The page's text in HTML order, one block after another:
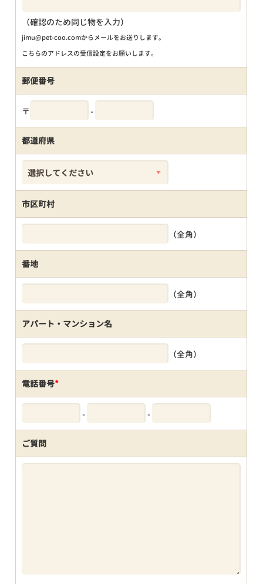
（確認のため同じ物を入力）
jimu@pet-coo.comからメールをお送りします。
こちらのアドレスの受信設定をお願いします。
郵便番号
〒 -
都道府県
市区町村
（全角）
番地
（全角）
アパート・マンション名
（全角）
電話番号*
- -
ご質問